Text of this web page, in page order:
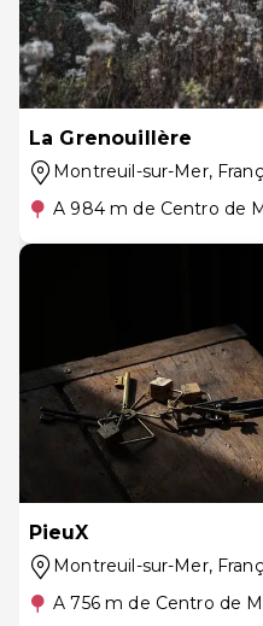
La Grenouillère
Montreuil-sur-Mer,
A 984 m de Centro de
PieuX
Montreuil-sur-Mer,
A 756 m de Centro de